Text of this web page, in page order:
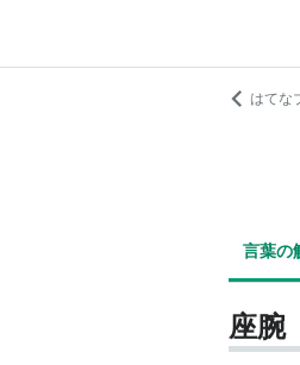
はてな
言葉の
座腕